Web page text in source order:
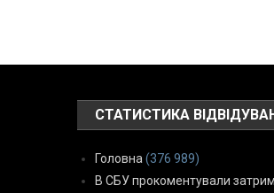
СТАТИСТИКА
Головна (376 989)
В СБУ прокоментували